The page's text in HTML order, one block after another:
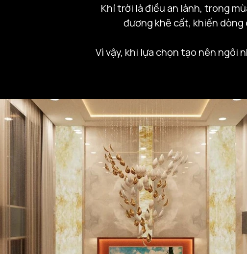
Khí trời là điều an lành, trong
đương khẽ cất, khiến
Vì vậy, khi lựa chọn tạo nên ngôi
ngày thu trải dài